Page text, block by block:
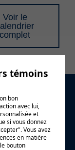
Voir le
complet
témoins
bon
avec lui,
et
si vous donnez
Vous avez
en matière
bouton